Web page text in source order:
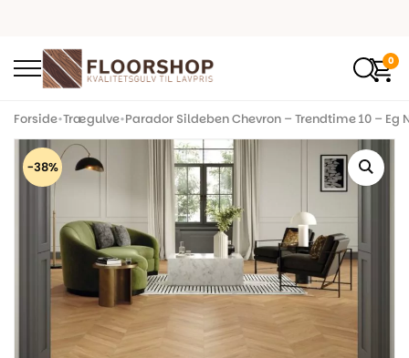
0
Forside•Trægulve•Parador Sildeben Chevron – Trendtime 10 – Eg
-38%